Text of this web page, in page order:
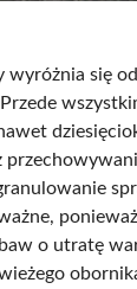
się
o utratę